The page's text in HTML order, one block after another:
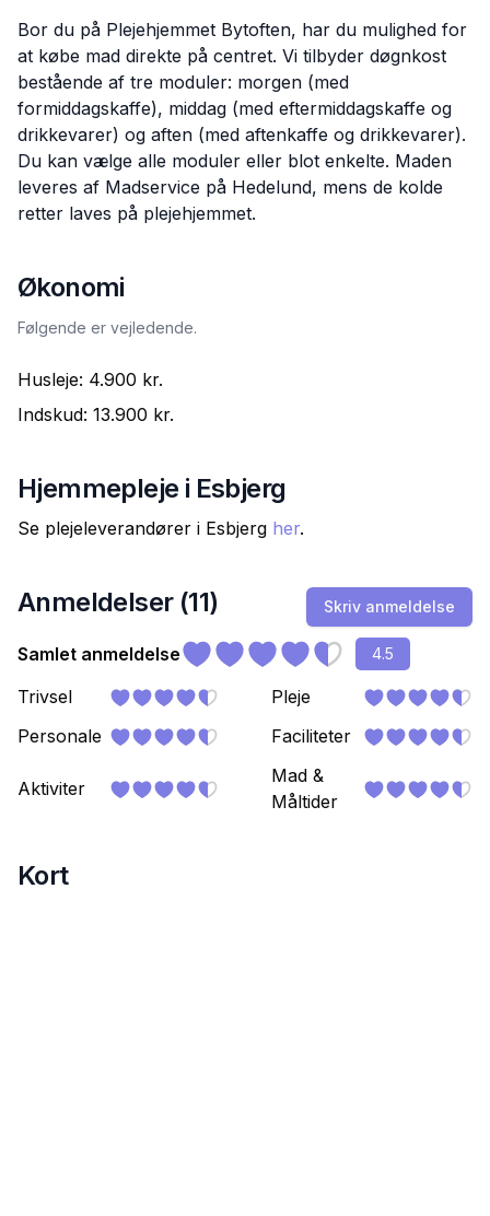
Bor du på Plejehjemmet Bytoften, har du mulighed for
at købe mad direkte på centret. Vi tilbyder døgnkost
bestående af tre moduler: morgen (med
formiddagskaffe), middag (med eftermiddagskaffe og
drikkevarer) og aften (med aftenkaffe og drikkevarer).
Du kan vælge alle moduler eller blot enkelte. Maden
leveres af Madservice på Hedelund, mens de kolde
retter laves på plejehjemmet.
Økonomi
Følgende er vejledende.
Husleje: 4.900 kr.
Indskud: 13.900 kr.
Hjemmepleje i Esbjerg
Se plejeleverandører i Esbjerg her.
Anmeldelser (11) Skriv anmeldelse
Samlet anmeldelse 4.5
Trivsel
Pleje
Personale
Faciliteter
Aktiviter
Mad &
Måltider
Kort